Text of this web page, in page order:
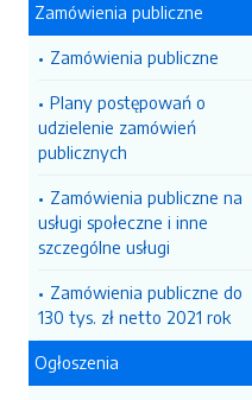
Zamówienia publiczne
Zamówienia publiczne
Plany postępowań o
udzielenie zamówień
publicznych
Zamówienia publiczne na
usługi społeczne i inne
szczególne usługi
Zamówienia publiczne do
130 tys. zł netto 2021 rok
Ogłoszenia